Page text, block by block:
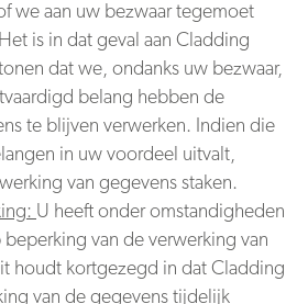
we aan uw bezwaar tegemoet
is in dat geval aan Cladding
dat we, ondanks uw bezwaar,
belang hebben de
te blijven verwerken. Indien die
in uw voordeel uitvalt,
van gegevens staken.
U heeft onder omstandigheden
van de verwerking van
houdt kortgezegd in dat Cladding
van de gegevens tijdelijk